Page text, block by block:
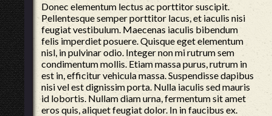
Donec elementum lectus ac porttitor suscipit.
Pellentesque semper porttitor lacus, et iaculis nisi
feugiat vestibulum. Maecenas iaculis bibendum
felis imperdiet posuere. Quisque eget elementum
nisl, in pulvinar odio. Integer non mi rutrum sem
condimentum mollis. Etiam massa purus, rutrum in
est in, efficitur vehicula massa. Suspendisse dapibus
nisi vel est dignissim porta. Nulla iaculis sed mauris
id lobortis. Nullam diam urna, fermentum sit amet
eros quis, aliquet feugiat dolor. In in faucibus ex.